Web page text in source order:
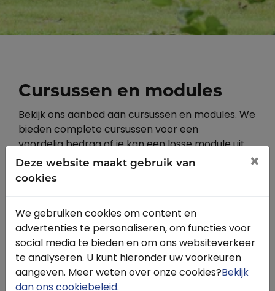
Cursussen en modules
Bekijk ons aanbod aan cursussen en modules. We
bieden complete cursussen voor een
voordelig bedrag of je kan een losse module uit
een cursus kiezen. Ons brede aanbod
bestaat uit lessen online en praktijkoefeningen.
Alle modules (0)
Alle cursussen (0)
Deze website maakt gebruik van
cookies
×
We gebruiken cookies om content en
advertenties te personaliseren, om functies voor
social media te bieden en om ons websiteverkeer
te analyseren. U kunt hieronder uw voorkeuren
aangeven. Meer weten over onze cookies? Bekijk
dan ons cookiebeleid.